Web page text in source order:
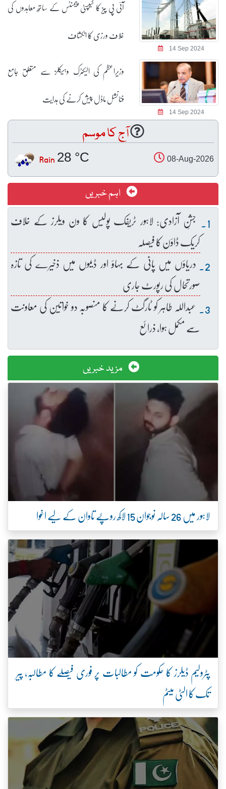
14 Sep 2024
آئی پی پیز کا کیپسٹی پیمنٹس کے ساتھ معاہدوں کی
خلاف ورزی کا انکشاف
14 Sep 2024
وزیراعظم کی الیکٹرک وہیکلز سے متعلق جامع
فنانشل ماڈل پیش کرنے کی ہدایت
آج کا موسم
08-Aug-2026
28 °C
Rain
اہم خبریں
جشنِ آزادی: لاہور ٹریفک پولیس کا ون ویلرز کے خلاف
کریک ڈاؤن کا فیصلہ
دریاؤں میں پانی کے بہاؤ اور ڈیموں میں ذخیرے کی تازہ
صورتحال کی رپورٹ جاری
عبداللہ طاہر کو ٹارگٹ کرنے کا منصوبہ دو خواتین کی معاونت
سے مکمل ہوا، ذرائع
مزید خبریں
لاہور میں 26 سالہ نوجوان 15 لاکھ روپے تاوان کے لیے اغوا
پٹرولیم ڈیلرز کا حکومت کو مطالبات پر فوری فیصلے کا مطالبہ، پیر
تک کا الٹی میٹم